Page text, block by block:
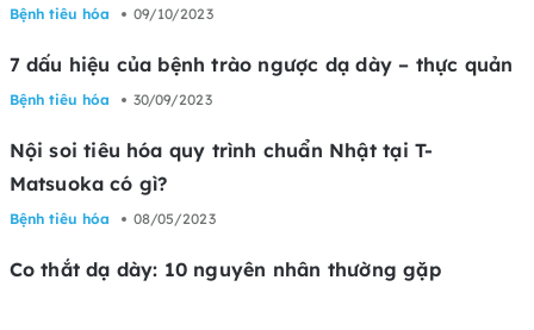
Bệnh tiêu hóa 09/10/2023
7 dấu hiệu của bệnh trào ngược dạ dày – thực quản
Bệnh tiêu hóa 30/09/2023
Nội soi tiêu hóa quy trình chuẩn Nhật tại T-
Matsuoka có gì?
Bệnh tiêu hóa 08/05/2023
Co thắt dạ dày: 10 nguyên nhân thường gặp